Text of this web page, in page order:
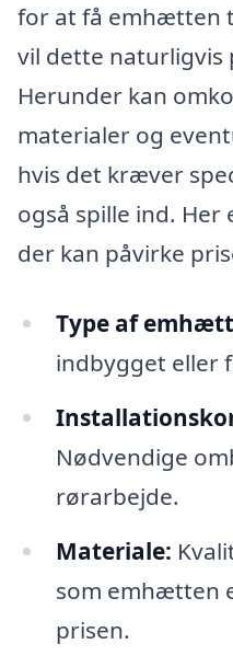
for at få emhætten
vil dette naturligvis
Herunder kan
materialer og
hvis det kræver
også spille ind. Her
der kan påvirke
Type af
indbygget eller
Nødvendige
rørarbejde.
Materiale:
som emhætten
prisen.